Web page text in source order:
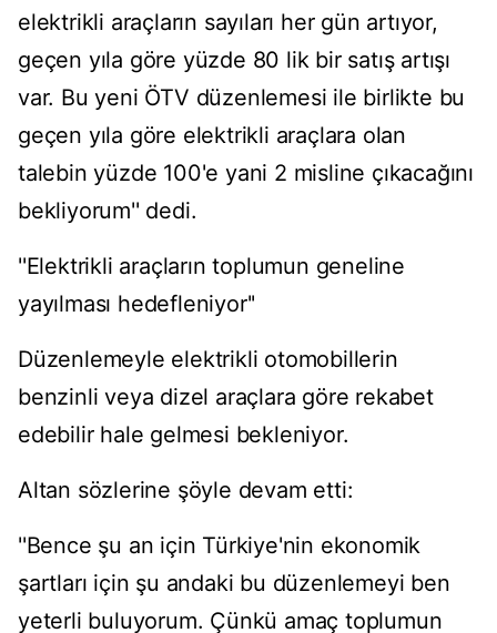
elektrikli araçların sayıları her gün artıyor,
geçen yıla göre yüzde 80 lik bir satış artışı
var. Bu yeni ÖTV düzenlemesi ile birlikte bu
geçen yıla göre elektrikli araçlara olan
talebin yüzde 100'e yani 2 misline çıkacağını
bekliyorum'' dedi.
''Elektrikli araçların toplumun geneline
yayılması hedefleniyor''
Düzenlemeyle elektrikli otomobillerin
benzinli veya dizel araçlara göre rekabet
edebilir hale gelmesi bekleniyor.
Altan sözlerine şöyle devam etti:
''Bence şu an için Türkiye'nin ekonomik
şartları için şu andaki bu düzenlemeyi ben
yeterli buluyorum. Çünkü amaç toplumun